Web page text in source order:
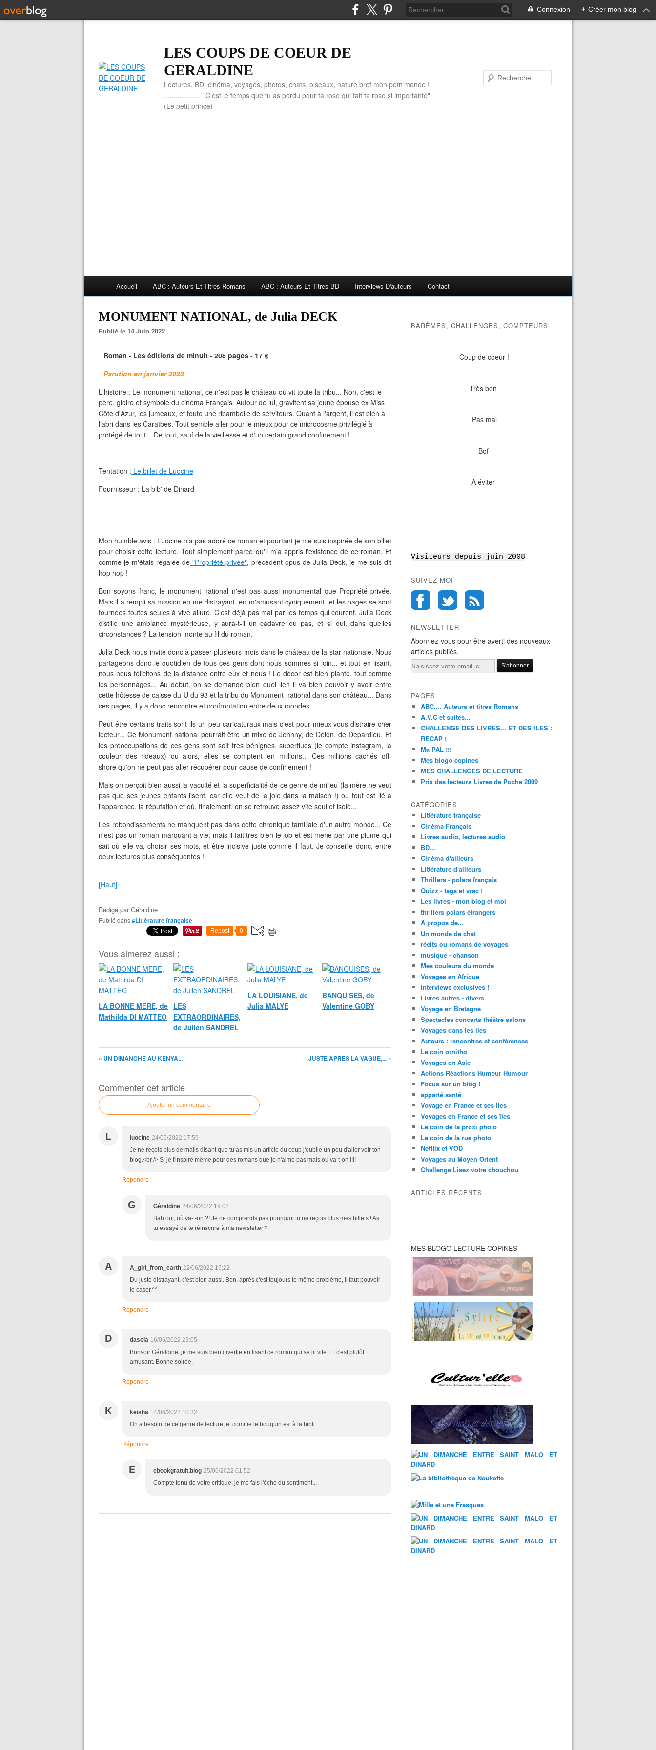
Connexion + Créer mon blog
LES COUPS DE COEUR DE
GERALDINE
Lectures, BD, cinéma, voyages, photos, chats, oiseaux, nature bref mon petit monde !
.................. " C'est le temps que tu as perdu pour ta rose qui fait ta rose si importante"
(Le petit prince)
Accueil ABC : Auteurs Et Titres Romans ABC : Auteurs Et Titres BD Interviews D'auteurs Contact
MONUMENT NATIONAL, de Julia DECK
Publié le 14 Juin 2022
Roman - Les éditions de minuit - 208 pages - 17 €
Parution en janvier 2022
L'histoire : Le monument national, ce n'est pas le château où vit toute la tribu... Non, c'est le
père, gloire et symbole du cinéma Français. Autour de lui, gravitent sa jeune épouse ex Miss
Côte d'Azur, les jumeaux, et toute une ribambelle de serviteurs. Quant à l'argent, il est bien à
l'abri dans les Caraïbes. Tout semble aller pour le mieux pour ce microcosme privilégié à
protégé de tout... De tout, sauf de la vieillesse et d'un certain grand confinement !
Tentation : Le billet de Luocine
Fournisseur : La bib' de Dinard
Mon humble avis : Luocine n'a pas adoré ce roman et pourtant je me suis inspirée de son billet
pour choisir cette lecture. Tout simplement parce qu'il m'a appris l'existence de ce roman. Et
comme je m'étais régalée de "Propriété privée", précédent opus de Julia Deck, je me suis dit
hop hop !
Bon soyons franc, le monument national n'est pas aussi monumental que Propriété privée.
Mais il a rempli sa mission en me distrayant, en m'amusant cyniquement, et les pages se sont
tournées toutes seules à vive allure. C'est déjà pas mal par les temps qui courent. Julia Deck
distille une ambiance mystérieuse, y aura-t-il un cadavre ou pas, et si oui, dans quelles
circonstances ? La tension monte au fil du roman.
Julia Deck nous invite donc à passer plusieurs mois dans le château de la star nationale. Nous
partageons donc le quotidien de tous ces gens dont nous sommes si loin... et tout en lisant,
nous nous félicitons de la distance entre eux et nous ! Le décor est bien planté, tout comme
les personnages... Au début, on se demande bien quel lien il va bien pouvoir y avoir entre
cette hôtesse de caisse du U du 93 et la tribu du Monument national dans son château... Dans
ces pages, il y a donc rencontre et confrontation entre deux mondes...
Peut-être certains traits sont-ils un peu caricaturaux mais c'est pour mieux vous distraire cher
lecteur... Ce Monument national pourrait être un mixe de Johnny, de Delon, de Depardieu. Et
les préoccupations de ces gens sont soit très bénignes, superflues (le compte instagram, la
couleur des rideaux) ou alors, elles se comptent en millions... Ces millions cachés off-
shore qu'on ne peut pas aller récupérer pour cause de confinement !
Mais on perçoit bien aussi la vacuité et la superficialité de ce genre de milieu (la mère ne veut
pas que ses jeunes enfants lisent, car elle veut de la joie dans la maison !) ou tout est lié à
l'apparence, la réputation et où, finalement, on se retrouve assez vite seul et isolé...
Les rebondissements ne manquent pas dans cette chronique familiale d'un autre monde... Ce
n'est pas un roman marquant à vie, mais il fait très bien le job et est mené par une plume qui
sait où elle va, choisir ses mots, et être incisive juste comme il faut. Je conseille donc, entre
deux lectures plus conséquentes !
[Haut]
Rédigé parGéraldine
Publié dans#Littérature française
Repost 0
Vous aimerez aussi :
LA BONNE MERE, de
Mathilda DI MATTEO
LES
EXTRAORDINAIRES,
de Julien SANDREL
LA LOUISIANE, de
Julia MALYE
BANQUISES, de
Valentine GOBY
« UN DIMANCHE AU KENYA... JUSTE APRES LA VAGUE,... »
Commenter cet article
Ajouter un commentaire
L luocine 24/06/2022 17:59
Je ne reçois plus de mails disant que tu as mis un article du coup j'oublie un peu d'aller voir ton
blog.<br /> Si je t'inspire même pour des romans que je n'aime pas mais où va-t-on !!!!
Répondre
G Géraldine 24/06/2022 19:02
Bah oui, où va-t-on ?! Je ne comprends pas pourquoi tu ne reçois plus mes billets ! As
tu essayé de te réinscrire à ma newsletter ?
A A_girl_from_earth 22/06/2022 15:22
Du juste distrayant, c'est bien aussi. Bon, après c'est toujours le même problème, il faut pouvoir
le caser.^^
Répondre
D dasola 16/06/2022 23:05
Bonsoir Géraldine, je me suis bien divertie en lisant ce roman qui se lit vite. Et c'est plutôt
amusant. Bonne soirée.
Répondre
K keisha 14/06/2022 10:32
On a besoin de ce genre de lecture, et comme le bouquin est à la bibli...
Répondre
E ebookgratuit.blog 25/06/2022 01:52
Compte tenu de votre critique, je me fais l'écho du sentiment...
BARÈMES, CHALLENGES, COMPTEURS
Coup de coeur !
Très bon
Pas mal
Bof
A éviter
Visiteurs depuis juin 2008
SUIVEZ-MOI
NEWSLETTER
Abonnez-vous pour être averti des nouveaux
articles publiés.
Email
PAGES
ABC.... Auteurs et titres Romans
A.V.C et suites...
CHALLENGE DES LIVRES... ET DES ILES :
RECAP !
Ma PAL !!!
Mes blogo copines
MES CHALLENGES DE LECTURE
Prix des lecteurs Livres de Poche 2009
CATÉGORIES
Littérature française
Cinéma Français
Livres audio, lectures audio
BD...
Cinéma d'ailleurs
Littérature d'ailleurs
Thrillers - polars français
Quizz - tags et vrac !
Les livres - mon blog et moi
thrillers polars étrangers
A propos de...
Un monde de chat
récits ou romans de voyages
musique - chanson
Mes couleurs du monde
Voyages en Afrique
Interviews exclusives !
Livres autres - divers
Voyage en Bretagne
Spectacles concerts théâtre salons
Voyages dans les iles
Auteurs : rencontres et conférences
Le coin ornitho
Voyages en Asie
Actions Réactions Humeur Humour
Focus sur un blog !
apparté santé
Voyage en France et ses iles
Voyages en France et ses îles
Le coin de la proxi photo
Le coin de la rue photo
Netflix et VOD
Voyages au Moyen Orient
Challenge Lisez votre chouchou
ARTICLES RÉCENTS
MES BLOGO LECTURE COPINES